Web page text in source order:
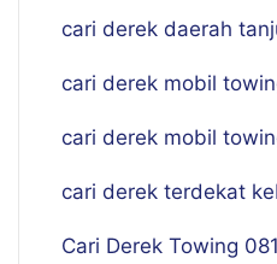
cari derek daerah
cari derek mobil
cari derek mobil
cari derek terdekat
Cari Derek Towing